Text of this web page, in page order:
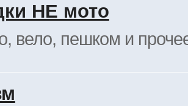
НЕ мото
вело, пешком и